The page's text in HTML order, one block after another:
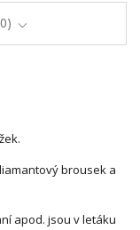
0
brousek a
apod. jsou v letáku